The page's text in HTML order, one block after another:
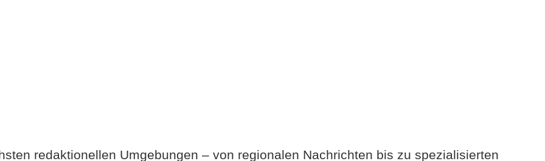
redaktionellen Umgebungen – von regionalen Nachrichten bis zu spezialisierten